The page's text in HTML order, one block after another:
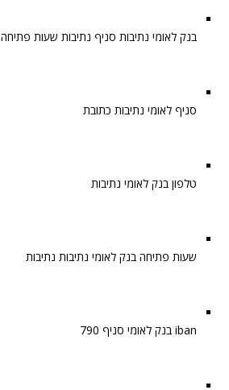
בנק לאומי נתיבות סניף נתיבות שעות פתיחה
סניף לאומי נתיבות כתובת
טלפון בנק לאומי נתיבות
שעות פתיחה בנק לאומי נתיבות נתיבות
iban בנק לאומי סניף 790